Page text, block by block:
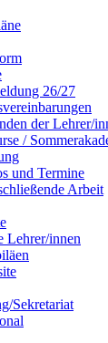
26/27
der Lehrer/
/
und Termine
Arbeit
Lehrer/innen
Sekretariat